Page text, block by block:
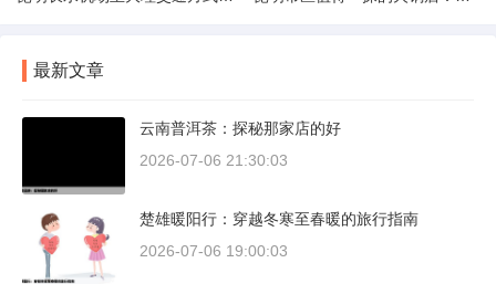
最新文章
云南普洱茶：探秘那家店的好
2026-07-06 21:30:03
楚雄暖阳行：穿越冬寒至春暖的旅行指南
2026-07-06 19:00:03